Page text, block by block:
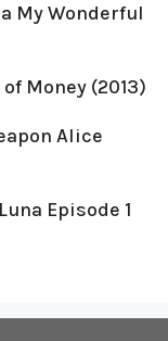
My Wonderful
Money (2013)
Alice
Episode 1